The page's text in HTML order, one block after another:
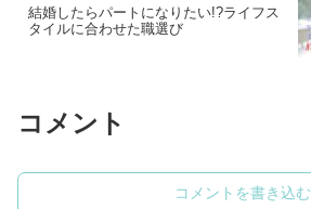
結婚したらパートになりたい!?ライフス
タイルに合わせた職選び
コメント
コメントを書き込む